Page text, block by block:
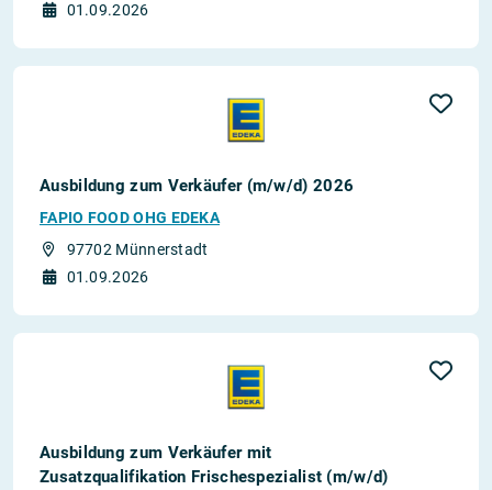
01.09.2026
Ausbildung zum Verkäufer (m/w/d) 2026
FAPIO FOOD OHG EDEKA
97702 Münnerstadt
01.09.2026
Ausbildung zum Verkäufer mit
Zusatzqualifikation Frischespezialist (m/w/d)